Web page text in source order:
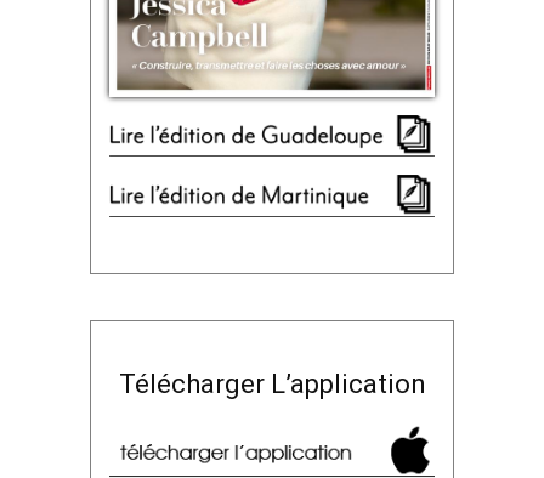
Télécharger L’application